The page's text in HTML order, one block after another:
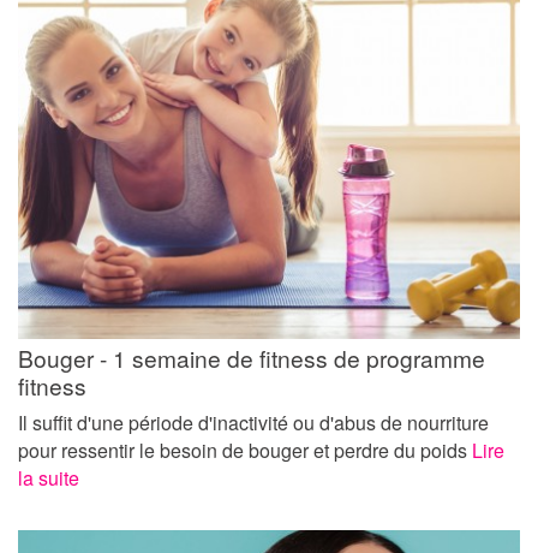
Bouger - 1 semaine de fitness de programme
fitness
Il suffit d'une période d'inactivité ou d'abus de nourriture
pour ressentir le besoin de bouger et perdre du poids Lire
la suite